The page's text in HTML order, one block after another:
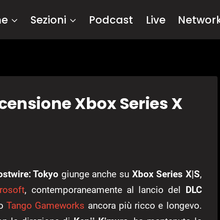
Sezioni Podcast Live
Xbox Series X
Tokyo giunge anche su Xbox Series X|S,
, contemporaneamente al lancio del DLC
Tango Gameworks ancora più ricco e longevo.